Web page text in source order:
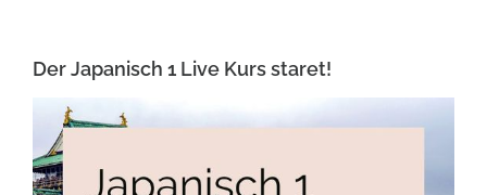
Der Japanisch 1 Live Kurs staret!